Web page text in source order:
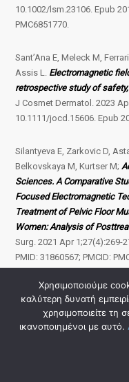
10.1002/lsm.23106. Epub
PMC6851770.
Sant’Ana E, Meleck M,
Assis L. Electromagnetic
retrospective study of
J Cosmet Dermatol. 2023
10.1111/jocd.15606. Epub
Silantyeva E, Zarkovic D,
Belkovskaya M, Kurtser M;
Sciences. A Comparative
Focused Electromagnetic
Treatment of Pelvic Floor
Women: Analysis of
Surg. 2021 Apr 1;27(4):269-
PMID: 31860567; PMCID:
Tosun H, Akınsal EC,
Intensity Focused
Urinary Incontinence in
30;20:811-816. doi: 10.2147/
Χρησιμοποιούμε
καλύτερη δυνατή
χρησιμοποιείτε τη
ικανοποιημένοι με αυτό.